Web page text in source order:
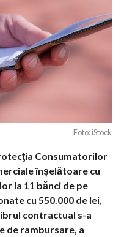
Foto: iStock
Consumatorilor
înșelătoare cu
la 11 bănci de pe
cu 550.000 de lei,
contractual s-a
de rambursare, a